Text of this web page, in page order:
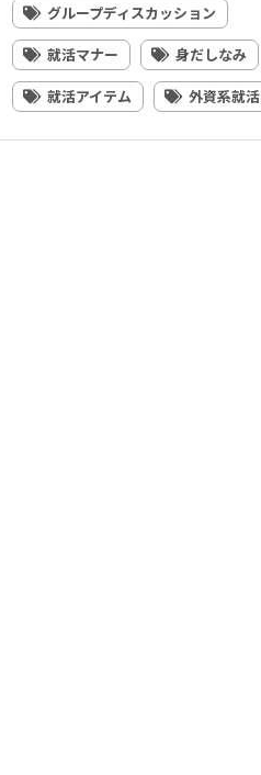
グループディスカッション
就活マナー
身だしなみ
就活アイテム
外資系就活